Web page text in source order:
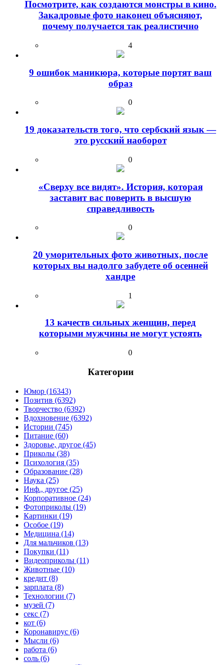
Посмотрите, как создаются монстры в кино.
Закадровые фото наконец объясняют,
почему получается так реалистично
4
9 ошибок маникюра, которые портят ваш
образ
0
19 доказательств того, что сербский язык —
это русский наоборот
0
«Сверху все видят». История, которая
заставит вас поверить в высшую
справедливость
0
20 уморительных фото животных, после
которых вы надолго забудете об осенней
хандре
1
13 качеств сильных женщин, перед
которыми мужчины не могут устоять
0
Категории
Юмор (16343)
Позитив (6392)
Творчество (6392)
Вдохновение (6392)
Истории (745)
Питание (60)
Здоровье, другое (45)
Приколы (38)
Психология (35)
Образование (28)
Наука (25)
Инф., другое (25)
Корпоративное (24)
Фотоприколы (19)
Картинки (19)
Особое (19)
Медицина (14)
Для мальчиков (13)
Покупки (11)
Видеоприколы (11)
Животные (10)
кредит (8)
зарплата (8)
Технологии (7)
музей (7)
секс (7)
кот (6)
Коронавирус (6)
Мысли (6)
работа (6)
соль (6)